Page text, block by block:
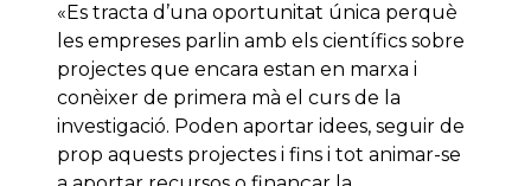
«Es tracta d’una oportunitat única perquè
les empreses parlin amb els científics sobre
projectes que encara estan en marxa i
conèixer de primera mà el curs de la
investigació. Poden aportar idees, seguir de
prop aquests projectes i fins i tot animar-se